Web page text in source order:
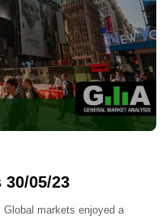
05/23
markets enjoyed a